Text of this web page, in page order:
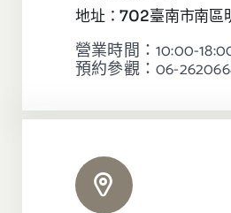
地址：702臺南市南區
營業時間：10:00-
預約參觀：06-